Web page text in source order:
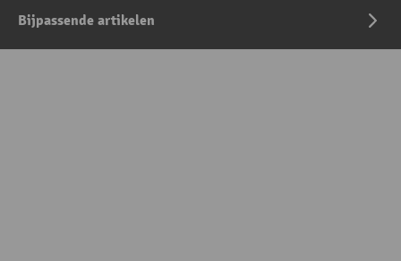
Bijpassende artikelen